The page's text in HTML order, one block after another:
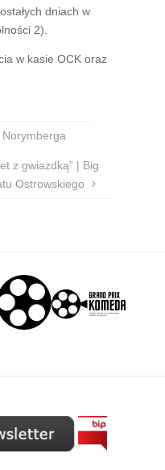
dniach w
2).
w kasie OCK oraz
z gwiazdką” | Big
Ostrowskiego